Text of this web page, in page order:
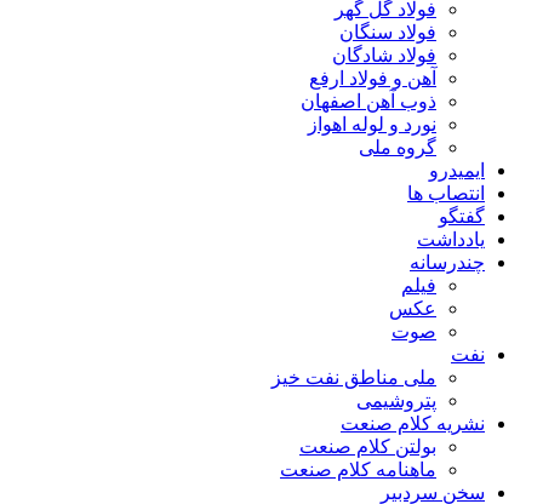
فولاد گل گهر
فولاد سنگان
فولاد شادگان
آهن و فولاد ارفع
ذوب آهن اصفهان
نورد و لوله اهواز
گروه ملی
ایمیدرو
انتصاب ها
گفتگو
یادداشت
چندرسانه
فیلم
عکس
صوت
نفت
ملی مناطق نفت خیز
پتروشیمی
نشریه کلام صنعت
بولتن کلام صنعت
ماهنامه کلام صنعت
سخن سردبیر